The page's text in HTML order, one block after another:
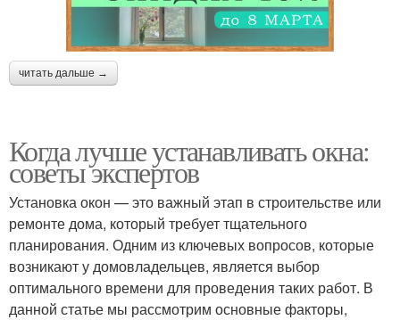
читать дальше →
Когда лучше устанавливать окна:
советы экспертов
Установка окон — это важный этап в строительстве или
ремонте дома, который требует тщательного
планирования. Одним из ключевых вопросов, которые
возникают у домовладельцев, является выбор
оптимального времени для проведения таких работ. В
данной статье мы рассмотрим основные факторы,